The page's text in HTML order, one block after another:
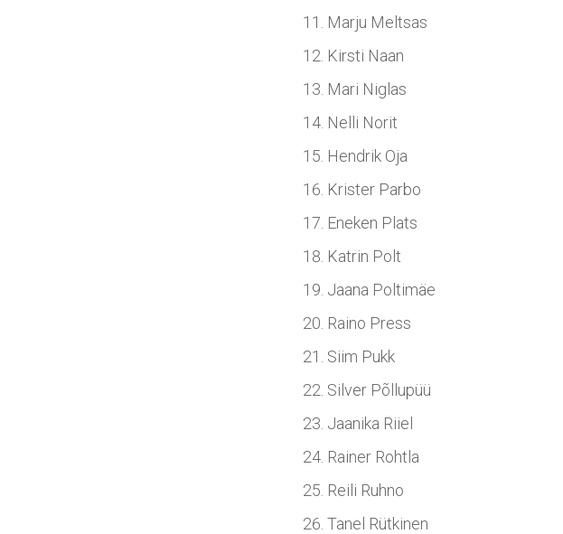
Marju Meltsas
Kirsti Naan
Mari Niglas
Nelli Norit
Hendrik Oja
Krister Parbo
Eneken Plats
Katrin Polt
Jaana Poltimäe
Raino Press
Siim Pukk
Silver Põllupüü
Jaanika Riiel
Rainer Rohtla
Reili Ruhno
Tanel Rütkinen